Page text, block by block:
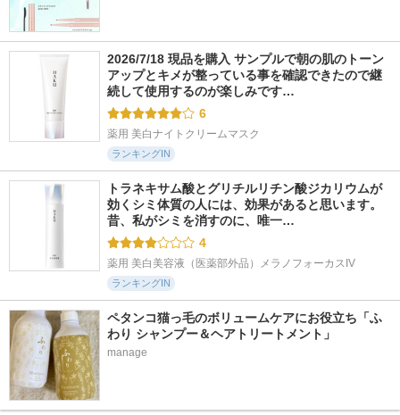
2026/7/18 現品を購入 サンプルで朝の肌のトーン
アップとキメが整っている事を確認できたので継
続して使用するのが楽しみです…
6
薬用 美白ナイトクリームマスク
ランキングIN
トラネキサム酸とグリチルリチン酸ジカリウムが
効くシミ体質の人には、効果があると思います。
昔、私がシミを消すのに、唯一…
4
薬用 美白美容液（医薬部外品）メラノフォーカスIV
ランキングIN
ペタンコ猫っ毛のボリュームケアにお役立ち「ふ
わり シャンプー＆ヘアトリートメント」
manage